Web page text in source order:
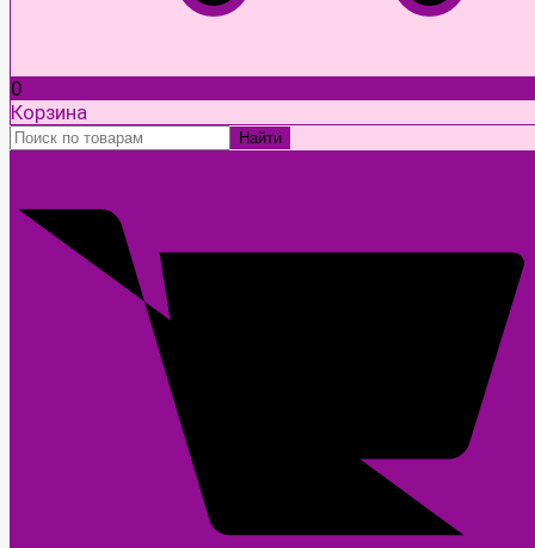
0
Корзина
Найти